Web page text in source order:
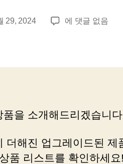
29, 2024
스
쇼
위
최
고
에 댓글 없음
을 소개해드리겠습니다.
더해진 업그레이드된 제
품 리스트를 확인하세요!